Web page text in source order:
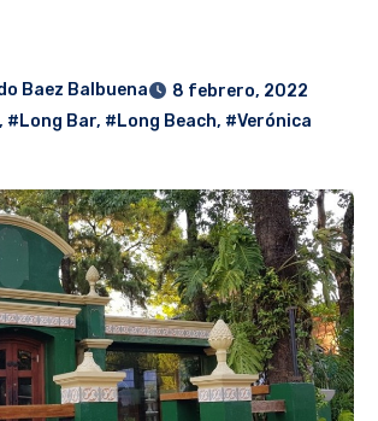
Baez Balbuena
8 febrero, 2022
, #Long Bar, #Long Beach, #Verónica